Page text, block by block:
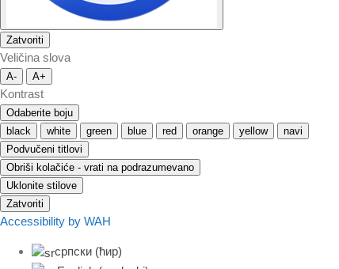
Zatvoriti
Veličina slova
A- A+
Kontrast
Odaberite boju
black
white green blue red orange yellow
navi
Podvučeni titlovi
Obriši kolačiće - vrati na podrazumevano
Uklonite stilove
Zatvoriti
Accessibility by WAH
српски (ћир)